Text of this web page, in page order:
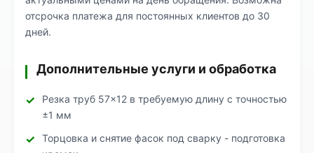
отсрочка платежа для постоянных клиентов до 30
дней.
Дополнительные услуги и обработка
Резка труб 57×12 в требуемую длину с точностью
±1 мм
Торцовка и снятие фасок под сварку - подготовка